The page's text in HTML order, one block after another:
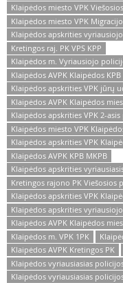
Klaipėdos miesto VPK
Klaipėdos miesto VPK
Klaipėdos apskrities
Kretingos raj. PK VPS KPP
Klaipėdos m. Vyriausiojo
Klaipėdos AVPK Klaipėdos KPB
Klaipėdos apskrities VPK jūrų
Klaipėdos AVPK Klaipėdos
Klaipėdos apskrities VPK 2-
Klaipėdos miesto VPK
Klaipėdos apskrities VPK
Klaipėdos AVPK KPB MKPB
Klaipėdos apskrities
Kretingos rajono PK Viešosios
Klaipėdos apskrities VPK
Klaipėdos apskrities
Klaipėdos AVPK Klaipėdos
Klaipėdos m. VPK 1PK
Klaipėdos AVPK Kretingos PK
Klaipėdos vyriausiasias
Klaipėdos vyriausiasias